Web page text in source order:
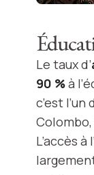
Le taux d’
90 %à
c’est l’un
L’accès